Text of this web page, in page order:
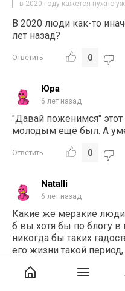
в 2020 году кажется нужно
В 2020 люди как-то
лет назад?
Ответить 0
Юра
6 лет назад
"Давай поженимся" этот
молодым ещё был. А
Ответить 0
Natalli
6 лет назад
Какие же мерзкие
б вы хотя бы по блогу в
никогда бы таких
его жизни такой
фоткался в женских
передаче. Но это было